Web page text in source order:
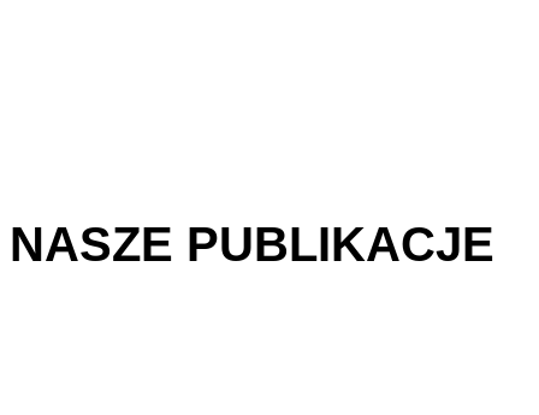
NASZE PUBLIKACJE